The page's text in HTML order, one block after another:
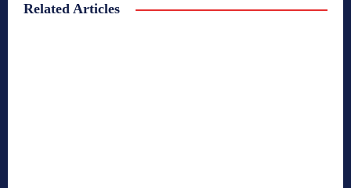
Related Articles